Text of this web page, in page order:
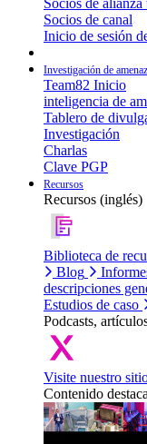
Socios de
Socios de canal
Inicio de sesión
Investigación de
Team82 Inicio
inteligencia de
Tablero de
Investigación
Charlas
Clave PGP
Recursos
Recursos (inglés)
Biblioteca de
Blog
descripciones
Estudios de caso
Podcasts,
Visite nuestro
Contenido